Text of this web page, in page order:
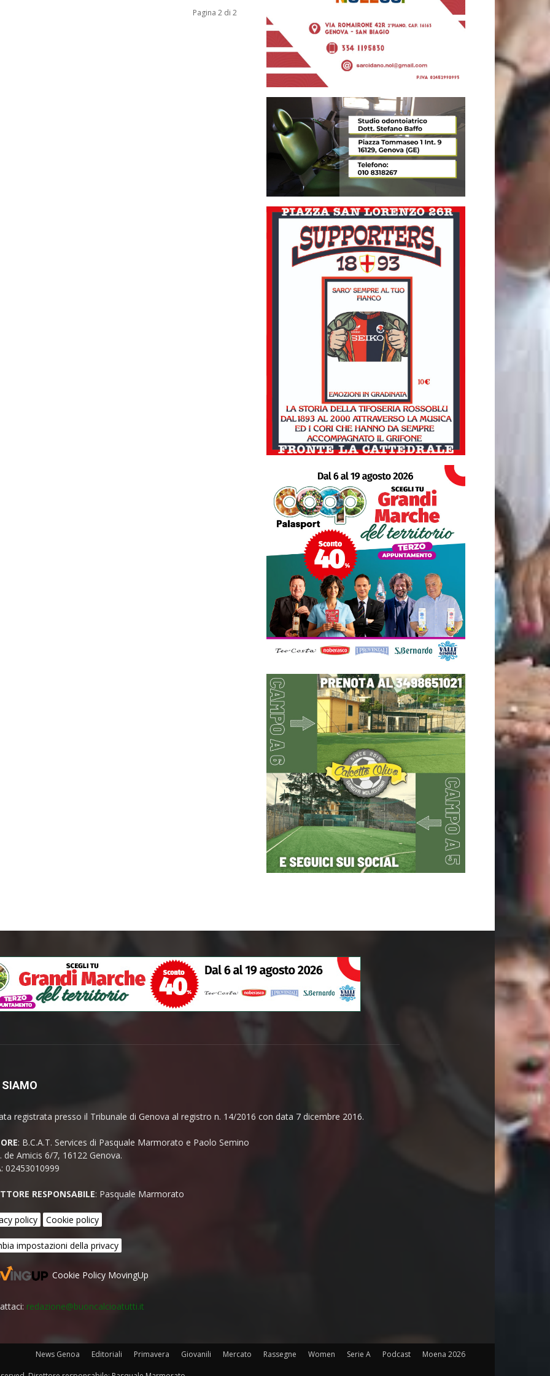
Pagina 2 di 2
registrata presso il Tribunale di Genova al registro n. 14/2016 con data 7 dicembre 2016.
: B.C.A.T. Services di Pasquale Marmorato e Paolo Semino
de Amicis 6/7, 16122 Genova.
02453010999
RESPONSABILE: Pasquale Marmorato
policy Cookie policy
impostazioni della privacy
Cookie Policy MovingUp
redazione@buoncalcioatutti.it
News Genoa Editoriali Primavera Giovanili Mercato Rassegne Women Serie A Podcast Moena 2026